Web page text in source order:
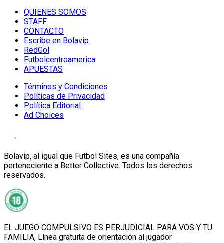
QUIENES SOMOS
STAFF
CONTACTO
Escribe en Bolavip
RedGol
Futbolcentroamerica
APUESTAS
Términos y Condiciones
Políticas de Privacidad
Política Editorial
Ad Choices
Bolavip, al igual que Futbol Sites, es una compañía
perteneciente a Better Collective. Todos los derechos
reservados.
EL JUEGO COMPULSIVO ES PERJUDICIAL PARA VOS Y TU
FAMILIA, Línea gratuita de orientación al jugador